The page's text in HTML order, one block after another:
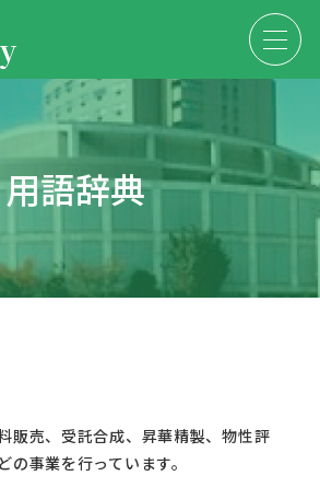
EN JP
用語辞典
販売、受託合成、昇華精製、物性評
事業を行っています。